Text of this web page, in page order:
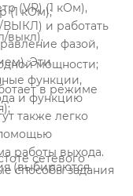
(VR) (1 кОм),
и работать
фазой,
Эти
функции,
и функцию
также легко
работы выхода.
способы задания
(1 кОм);
выкл).
мощности;
в режиме
сетевого
(выбираются